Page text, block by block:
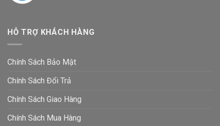
HỖ TRỢ KHÁCH HÀNG
Chính Sách Bảo Mật
Chính Sách Đổi Trả
Chính Sách Giao Hàng
Chính Sách Mua Hàng